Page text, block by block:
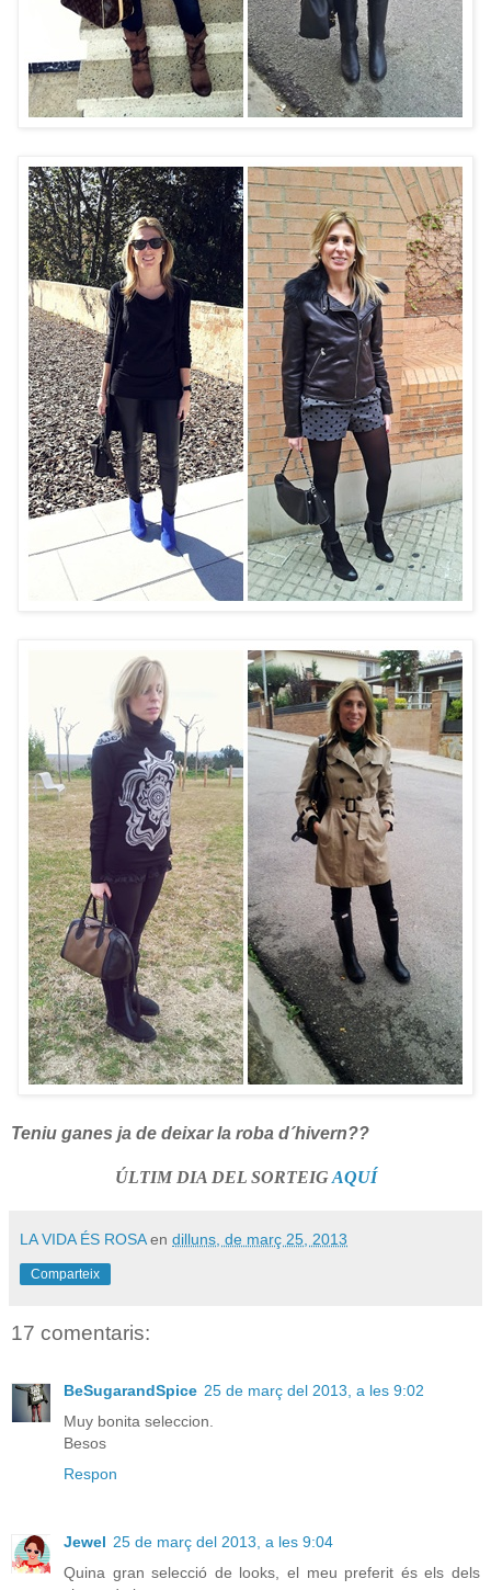
Teniu ganes ja de deixar la roba d´hivern??
ÚLTIM DIA DEL SORTEIGAQUÍ
LA VIDA ÉS ROSA en dilluns, de març 25, 2013
Comparteix
17 comentaris:
BeSugarandSpice 25 de març del 2013, a les 9:02
Muy bonita seleccion.
Besos
Respon
Jewel 25 de març del 2013, a les 9:04
Quina gran selecció de looks, el meu preferit és els dels